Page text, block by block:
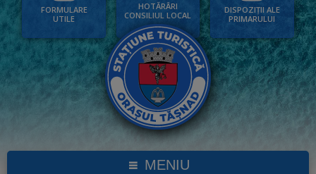
FORMULARE
UTILE
HOTĂRÂRI
CONSILIUL LOCAL
DISPOZIȚII ALE
PRIMARULUI
MENIU